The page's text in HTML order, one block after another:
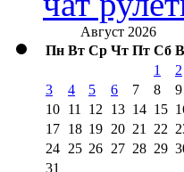
Август 2026
Пн Вт Ср Чт Пт Сб
1
2
3
4 5 6 7 8
9
10 11 12 13 14 15
17 18 19 20 21 22
24 25 26 27 28 29
31